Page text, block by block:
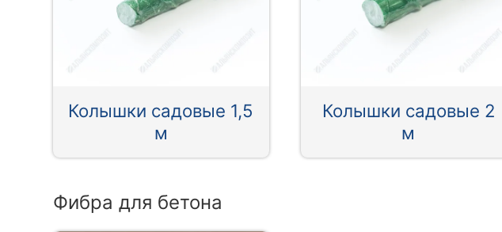
Колышки садовые 1,5
м
Колышки садовые 2
м
Фибра для бетона